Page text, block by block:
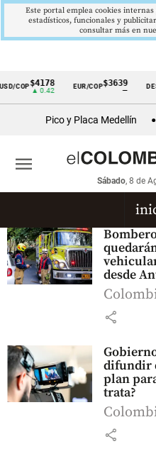
Cintillo
económicos
Colombia
COP$4178
▲ 0.42
EUR/COP$3639
—
Pico y Placa Medellín
Sábado, 8 de
menu
desde
share
difundir
plan
trata?
share
Este portal emplea cookies
estadísticos, funcionales y
consultar más en